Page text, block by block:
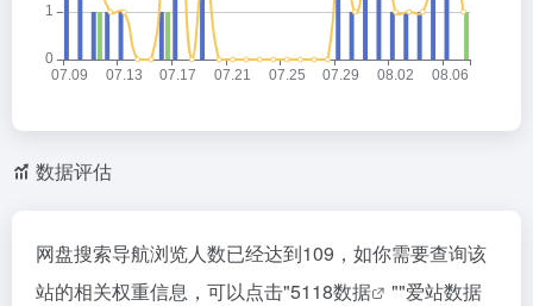
数据评估
网盘搜索导航浏览人数已经达到109，如你需要查询该
站的相关权重信息，可以点击"5118数据 ""爱站数据